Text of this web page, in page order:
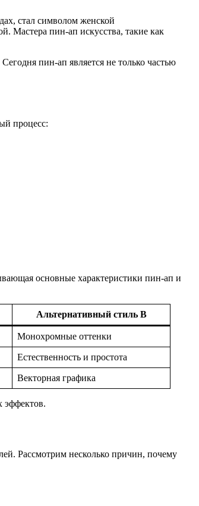
стал символом женской
Мастера пин-ап искусства, такие как
пин-ап является не только частью
процесс:
основные характеристики пин-ап и
Альтернативный стиль B
Монохромные оттенки
Естественность и простота
Векторная графика
эффектов.
Рассмотрим несколько причин, почему